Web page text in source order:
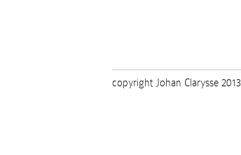
copyright Johan Clarysse 2013